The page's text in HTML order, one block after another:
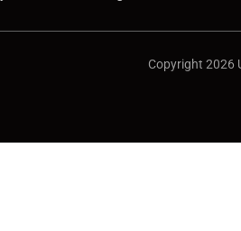
Copyright 2026